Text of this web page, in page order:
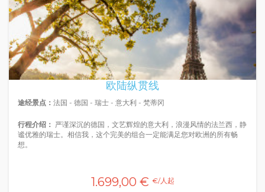
欧陆纵贯线
途经景点： 法国 - 德国 - 瑞士 - 意大利 - 梵蒂冈
行程介绍： 严谨深沉的德国，文艺辉煌的意大利，浪漫风情的法兰西，静
谧优雅的瑞士。相信我，这个完美的组合一定能满足您对欧洲的所有畅
想。
1.699,00 € €/人起